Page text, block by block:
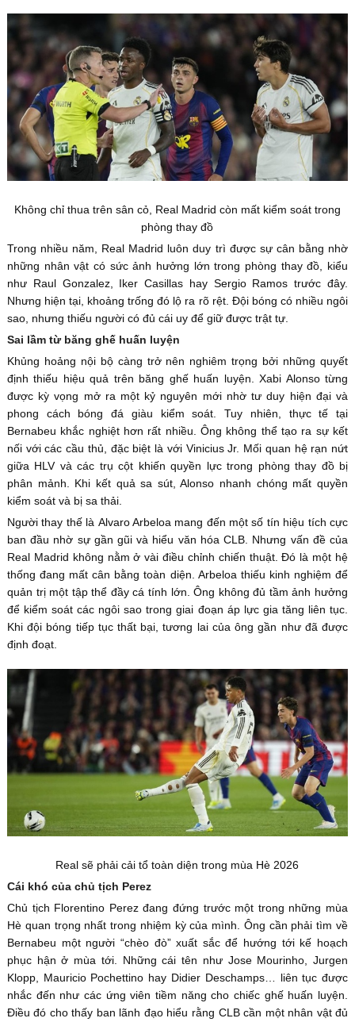
Không chỉ thua trên sân cỏ, Real Madrid còn mất kiểm soát trong
phòng thay đồ
Trong nhiều năm, Real Madrid luôn duy trì được sự cân bằng nhờ
những nhân vật có sức ảnh hưởng lớn trong phòng thay đồ, kiểu
như Raul Gonzalez, Iker Casillas hay Sergio Ramos trước đây.
Nhưng hiện tại, khoảng trống đó lộ ra rõ rệt. Đội bóng có nhiều ngôi
sao, nhưng thiếu người có đủ cái uy để giữ được trật tự.
Sai lầm từ băng ghế huấn luyện
Khủng hoảng nội bộ càng trở nên nghiêm trọng bởi những quyết
định thiếu hiệu quả trên băng ghế huấn luyện. Xabi Alonso từng
được kỳ vọng mở ra một kỷ nguyên mới nhờ tư duy hiện đại và
phong cách bóng đá giàu kiểm soát. Tuy nhiên, thực tế tại
Bernabeu khắc nghiệt hơn rất nhiều. Ông không thể tạo ra sự kết
nối với các cầu thủ, đặc biệt là với Vinicius Jr. Mối quan hệ rạn nứt
giữa HLV và các trụ cột khiến quyền lực trong phòng thay đồ bị
phân mảnh. Khi kết quả sa sút, Alonso nhanh chóng mất quyền
kiểm soát và bị sa thải.
Người thay thế là Alvaro Arbeloa mang đến một số tín hiệu tích cực
ban đầu nhờ sự gần gũi và hiểu văn hóa CLB. Nhưng vấn đề của
Real Madrid không nằm ở vài điều chỉnh chiến thuật. Đó là một hệ
thống đang mất cân bằng toàn diện. Arbeloa thiếu kinh nghiệm để
quản trị một tập thể đầy cá tính lớn. Ông không đủ tầm ảnh hưởng
để kiểm soát các ngôi sao trong giai đoạn áp lực gia tăng liên tục.
Khi đội bóng tiếp tục thất bại, tương lai của ông gần như đã được
định đoạt.
Real sẽ phải cải tổ toàn diện trong mùa Hè 2026
Cái khó của chủ tịch Perez
Chủ tịch Florentino Perez đang đứng trước một trong những mùa
Hè quan trọng nhất trong nhiệm kỳ của mình. Ông cần phải tìm về
Bernabeu một người “chèo đò” xuất sắc để hướng tới kế hoạch
phục hận ở mùa tới. Những cái tên như Jose Mourinho, Jurgen
Klopp, Mauricio Pochettino hay Didier Deschamps… liên tục được
nhắc đến như các ứng viên tiềm năng cho chiếc ghế huấn luyện.
Điều đó cho thấy ban lãnh đạo hiểu rằng CLB cần một nhân vật đủ